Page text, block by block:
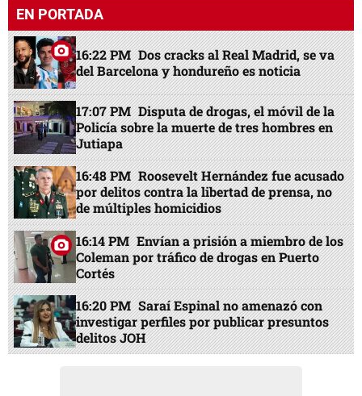
EN PORTADA
16:22 PM Dos cracks al Real Madrid, se va
del Barcelona y hondureño es noticia
17:07 PM Disputa de drogas, el móvil de la
Policía sobre la muerte de tres hombres en
Jutiapa
16:48 PM Roosevelt Hernández fue acusado
por delitos contra la libertad de prensa, no
de múltiples homicidios
16:14 PM Envían a prisión a miembro de los
Coleman por tráfico de drogas en Puerto
Cortés
16:20 PM Saraí Espinal no amenazó con
investigar perfiles por publicar presuntos
delitos JOH